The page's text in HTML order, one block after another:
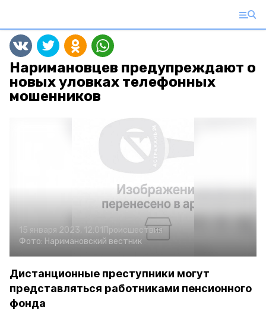
Наримановцев предупреждают о
новых уловках телефонных
мошенников
15 января 2023, 12:01 Происшествия
Фото: Наримановский вестник
Дистанционные преступники могут
представляться работниками пенсионного
фонда